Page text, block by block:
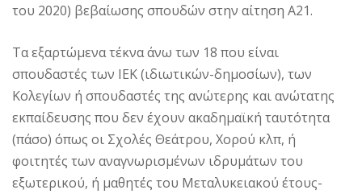
του 2020) βεβαίωσης σπουδών στην αίτηση Α21.
Τα εξαρτώμενα τέκνα άνω των 18 που είναι
σπουδαστές των ΙΕΚ (ιδιωτικών-δημοσίων), των
Κολεγίων ή σπουδαστές της ανώτερης και ανώτατης
εκπαίδευσης που δεν έχουν ακαδημαϊκή ταυτότητα
(πάσο) όπως οι Σχολές Θεάτρου, Χορού κλπ, ή
φοιτητές των αναγνωρισμένων ιδρυμάτων του
εξωτερικού, ή μαθητές του Μεταλυκειακού έτους-